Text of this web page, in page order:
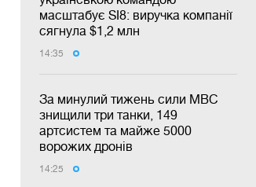
масштабує SI8: виручка компанії
сягнула $1,2 млн
14:35
За минулий тижень сили МВС
знищили три танки, 149
артсистем та майже 5000
ворожих дронів
14:25